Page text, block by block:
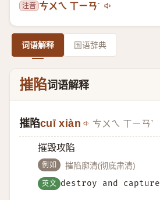
注音 ㄘㄨㄟ ㄒㄧㄢˋ
词语解释 国语辞典
摧陷词语解释
摧陷cuī xiàn ㄘㄨㄟ ㄒㄧㄢˋ
摧毁攻陷
例如 摧陷廓清(彻底肃清)
英文 destroy and capture